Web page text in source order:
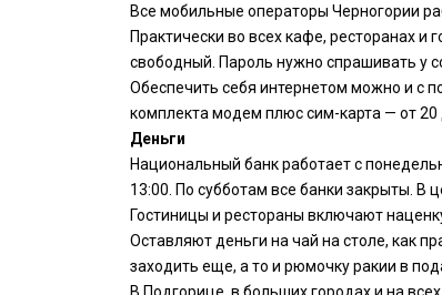
Все мобильные операторы Черногории
Практически во всех кафе, ресторанах и
свободный. Пароль нужно спрашивать у
Обеспечить себя интернетом можно и с
комплекта модем плюс сим-карта — от 20
Деньги
Национальный банк работает с
13:00. По субботам все банки закрыты. В
Гостиницы и рестораны включают
Оставляют деньги на чай на столе, как
заходить еще, а то и рюмочку ракии в